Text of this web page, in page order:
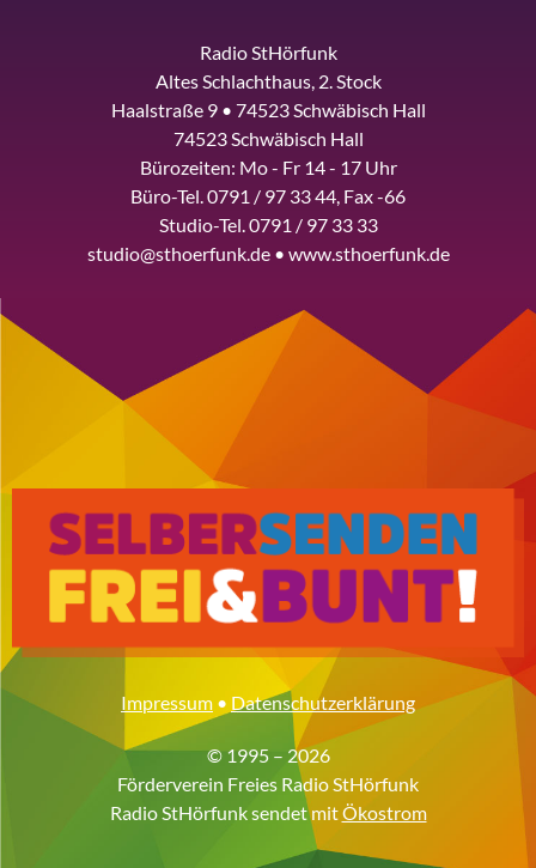
Radio StHörfunk
Altes Schlachthaus, 2. Stock
Haalstraße 9 • 74523 Schwäbisch Hall
74523 Schwäbisch Hall
Bürozeiten: Mo - Fr 14 - 17 Uhr
Büro-Tel. 0791 / 97 33 44, Fax -66
Studio-Tel. 0791 / 97 33 33
studio@sthoerfunk.de • www.sthoerfunk.de
Impressum • Datenschutzerklärung
© 1995 – 2026
Förderverein Freies Radio StHörfunk
Radio StHörfunk sendet mitÖkostrom